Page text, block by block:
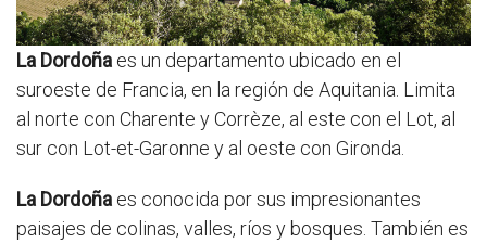
La Dordoña es un departamento ubicado en el
suroeste de Francia, en la región de Aquitania. Limita
al norte con Charente y Corrèze, al este con el Lot, al
sur con Lot-et-Garonne y al oeste con Gironda.
La Dordoña es conocida por sus impresionantes
paisajes de colinas, valles, ríos y bosques. También es